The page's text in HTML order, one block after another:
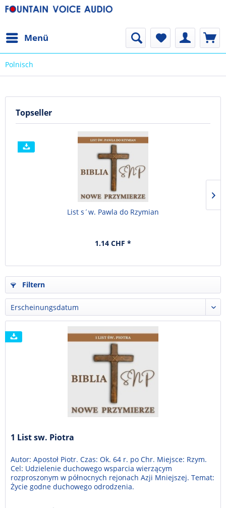
Menü
Polnisch
Topseller
List s´w. Pawla do Rzymian
1.14 CHF *
Filtern
1 List sw. Piotra
Autor: Apostoł Piotr. Czas: Ok. 64 r. po Chr. Miejsce: Rzym.
Cel: Udzielenie duchowego wsparcia wierzącym
rozproszonym w północnych rejonach Azji Mniejszej. Temat:
Życie godne duchowego odrodzenia.